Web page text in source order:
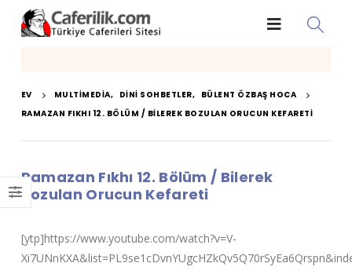
EV MULTIMEDIA, DINI SOHBETLER, BÜLENT ÖZBAŞ HOCA
RAMAZAN FIKHI 12. BÖLÜM / BILEREK BOZULAN ORUCUN KEFARETI
Ramazan Fıkhı 12. Bölüm / Bilerek
Bozulan Orucun Kefareti
[ytp]https://www.youtube.com/watch?v=V-